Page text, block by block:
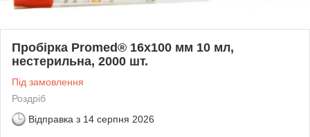
Пробірка Promed® 16x100 мм 10 мл,
нестерильна, 2000 шт.
Під замовлення
Роздріб
Відправка з 14 серпня 2026